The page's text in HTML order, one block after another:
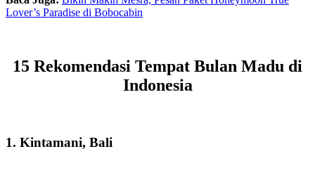
Lover’s Paradise di Bobocabin
15 Rekomendasi Tempat Bulan Madu di
Indonesia
1. Kintamani, Bali